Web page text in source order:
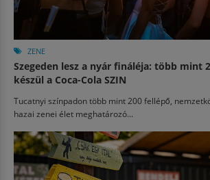
ZENE
Szegeden lesz a nyár fináléja: több mint
készül a Coca-Cola SZIN
Tucatnyi színpadon több mint 200 fellépő,
hazai zenei élet meghatározó...